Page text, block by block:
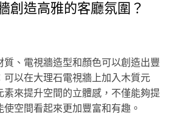
創造高雅的客廳氛圍？
質、電視牆造型和顏色可以創造出豐
可以在大理石電視牆上加入木質元
素來提升空間的立體感，不僅能夠提
空間看起來更加豐富和有趣。